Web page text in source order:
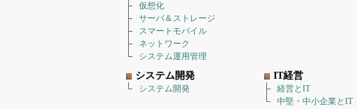
仮想化
サーバ＆ストレージ
スマートモバイル
ネットワーク
システム運用管理
システム開発
システム開発
IT経営
経営とIT
中堅・中小企業とIT